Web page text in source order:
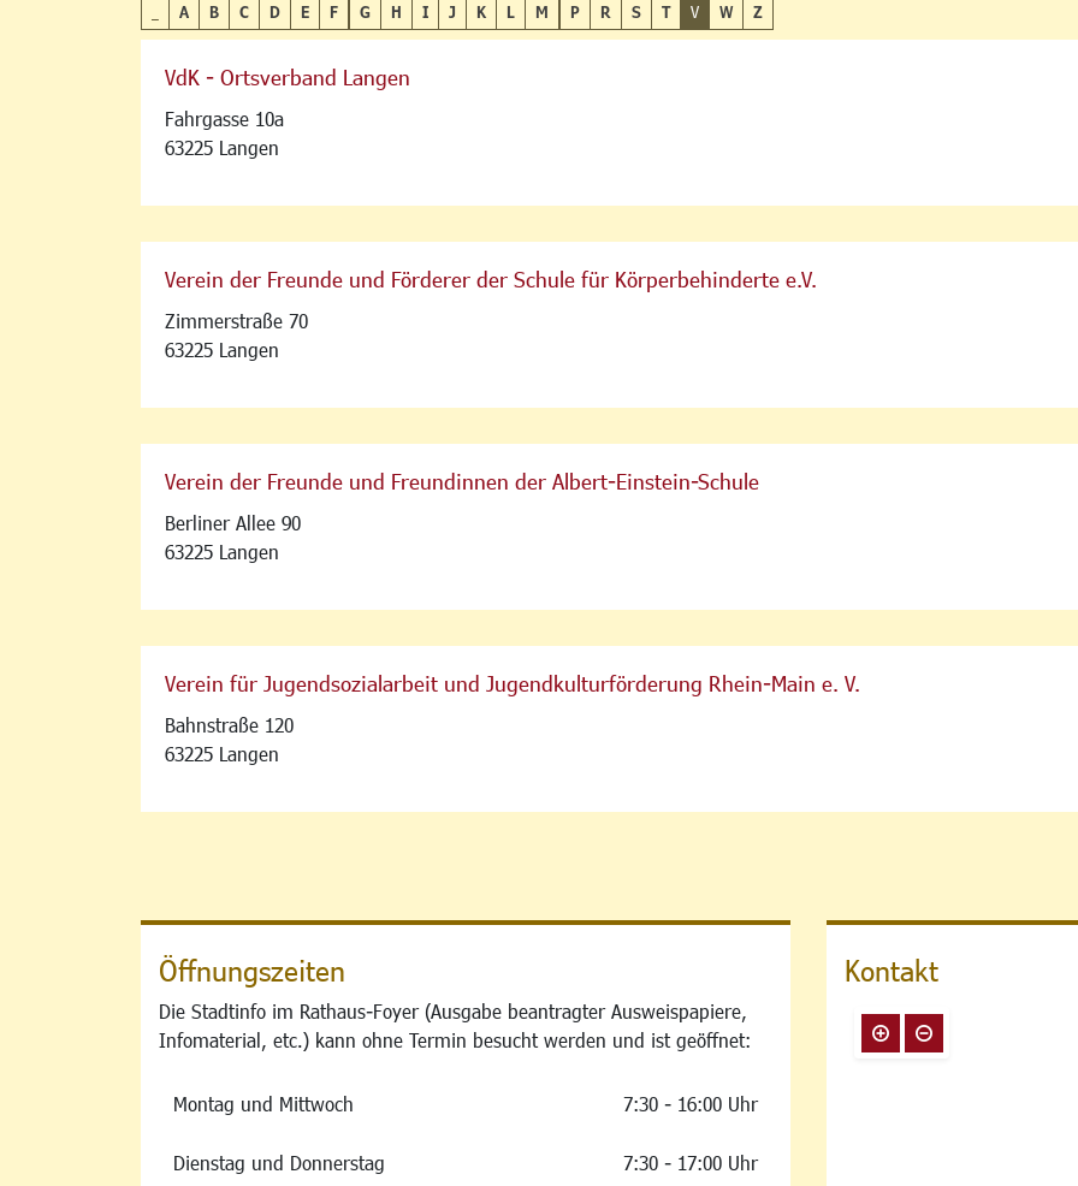
A B C D E F G H I J K L M P R S T V W Z
VdK - Ortsverband Langen
Fahrgasse 10a
63225 Langen
Verein der Freunde und Förderer der Schule für Körperbehinderte e.V.
Zimmerstraße 70
63225 Langen
Verein der Freunde und Freundinnen der Albert-Einstein-Schule
Berliner Allee 90
63225 Langen
Verein für Jugendsozialarbeit und Jugendkulturförderung Rhein-Main e. V.
Bahnstraße 120
63225 Langen
Öffnungszeiten
Die Stadtinfo im Rathaus-Foyer (Ausgabe beantragter Ausweispapiere,
Infomaterial, etc.) kann ohne Termin besucht werden und ist geöffnet:
Montag und Mittwoch 7:30 - 16:00 Uhr
Dienstag und Donnerstag 7:30 - 17:00 Uhr
Kontakt